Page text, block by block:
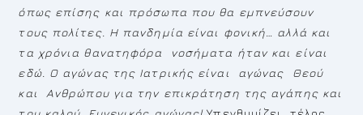
όπως επίσης και πρόσωπα που θα εμπνεύσουν
τους πολίτες. Η πανδημία είναι φονική…
αλλά και
τα χρόνια θανατηφόρα νοσήματα ήταν και είναι
εδώ. Ο αγώνας της Ιατρικής είναι αγώνας Θεού
και Ανθρώπου για την επικράτηση της αγάπης και